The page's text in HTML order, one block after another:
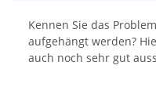
Kennen Sie das
aufgehängt werden?
auch noch sehr gut